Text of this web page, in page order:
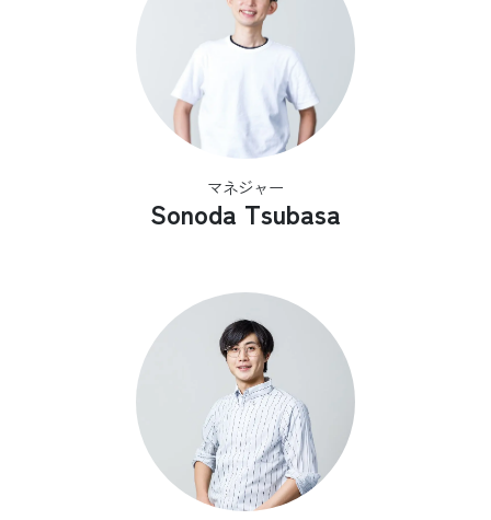
マネジャー
Sonoda Tsubasa